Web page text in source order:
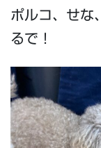
ポルコ、せな
るで！